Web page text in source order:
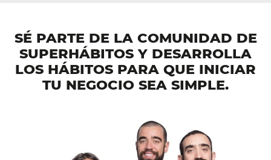
SÉ PARTE DE LA COMUNIDAD DE
SUPERHÁBITOS Y DESARROLLA
LOS HÁBITOS PARA QUE INICIAR
TU NEGOCIO SEA SIMPLE.